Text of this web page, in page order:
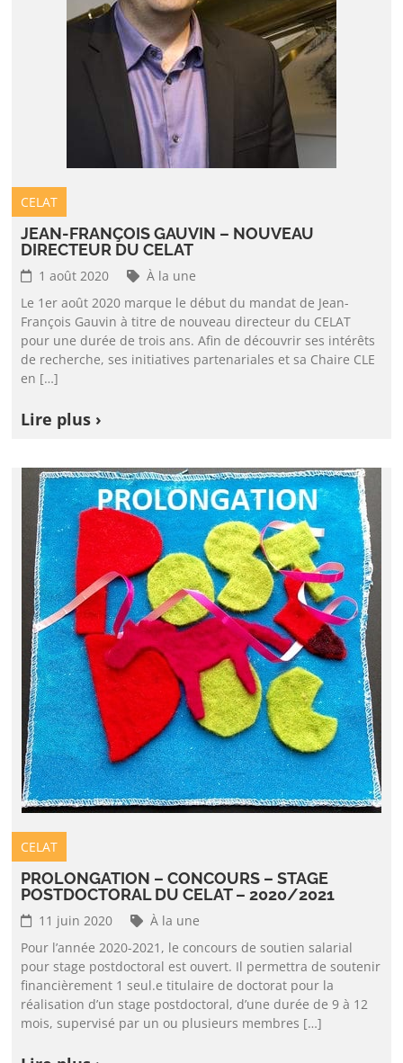
CELAT
JEAN-FRANÇOIS GAUVIN – NOUVEAU
DIRECTEUR DU CELAT
1 août 2020
À la une
Le 1er août 2020 marque le début du mandat de Jean-
François Gauvin à titre de nouveau directeur du CELAT
pour une durée de trois ans. Afin de découvrir ses intérêts
de recherche, ses initiatives partenariales et sa Chaire CLE
en […]
Lire plus ›
CELAT
PROLONGATION – CONCOURS – STAGE
POSTDOCTORAL DU CELAT – 2020/2021
11 juin 2020
À la une
Pour l’année 2020-2021, le concours de soutien salarial
pour stage postdoctoral est ouvert. Il permettra de soutenir
financièrement 1 seul.e titulaire de doctorat pour la
réalisation d’un stage postdoctoral, d’une durée de 9 à 12
mois, supervisé par un ou plusieurs membres […]